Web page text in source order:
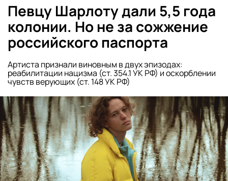
Певцу Шарлоту дали 5,5 года
колонии. Но не за сожжение
российского паспорта
Артиста признали виновным в двух эпизодах:
реабилитации нацизма (ст. 354.1 УК РФ) и оскорблении
чувств верующих (ст. 148 УК РФ)